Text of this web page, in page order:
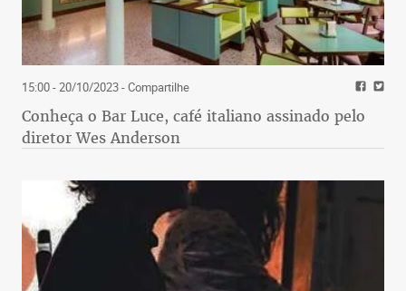
15:00 - 20/10/2023- Compartilhe
Conheça o Bar Luce, café italiano assinado pelo
diretor Wes Anderson